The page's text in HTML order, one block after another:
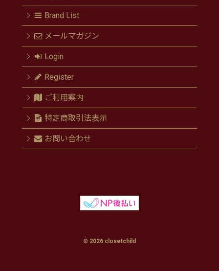
Brand List
メールマガジン
Login
Register
ご利用案内
特定商取引法表示
お問い合わせ
© 2026 closetchild